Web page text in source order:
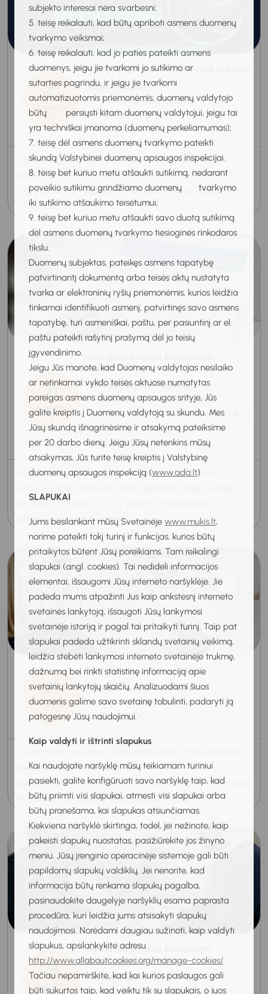
subjekto interesai nėra svarbesni;
5. teisę reikalauti, kad būtų apriboti asmens duomenų
tvarkymo veiksmai;
6. teisę reikalauti, kad jo paties pateikti asmens
duomenys, jeigu jie tvarkomi jo sutikimo ar
sutarties pagrindu, ir jeigu jie tvarkomi
automatizuotomis priemonėmis, duomenų valdytojo
būtų persiųsti kitam duomenų valdytojui, jeigu tai
yra techniškai įmanoma (duomenų perkeliamumas);
7. teisę dėl asmens duomenų tvarkymo pateikti
skundą Valstybinei duomenų apsaugos inspekcijai.
8. teisę bet kuriuo metu atšaukti sutikimą, nedarant
poveikio sutikimu grindžiamo duomenų tvarkymo
iki sutikimo atšaukimo teisėtumui;
9. teisę bet kuriuo metu atšaukti savo duotą sutikimą
dėl asmens duomenų tvarkymo tiesioginės rinkodaros
tikslu.
Duomenų subjektas, pateikęs asmens tapatybę
patvirtinantį dokumentą arba teisės aktų nustatyta
tvarka ar elektroninių ryšių priemonėmis, kurios leidžia
tinkamai identifikuoti asmenį, patvirtinęs savo asmens
tapatybę, turi asmeniškai, paštu, per pasiuntinį ar el.
paštu pateikti rašytinį prašymą dėl jo teisių
įgyvendinimo.
Jeigu Jūs manote, kad Duomenų valdytojas nesilaiko
ar netinkamai vykdo teisės aktuose numatytas
pareigas asmens duomenų apsaugos srityje, Jūs
galite kreiptis į Duomenų valdytoją su skundu. Mes
Jūsų skundą išnagrinėsime ir atsakymą pateiksime
per 20 darbo dienų. Jeigu Jūsų netenkins mūsų
atsakymas, Jūs turite teisę kreiptis į Valstybinę
duomenų apsaugos inspekciją (www.ada.lt)
SLAPUKAI
Jums besilankant mūsų Svetainėje www.mukis.lt,
norime pateikti tokį turinį ir funkcijas, kurios būtų
pritaikytos būtent Jūsų poreikiams. Tam reikalingi
slapukai (angl. cookies). Tai nedideli informacijos
elementai, išsaugomi Jūsų interneto naršyklėje. Jie
padeda mums atpažinti Jus kaip ankstesnį interneto
svetainės lankytoją, išsaugoti Jūsų lankymosi
svetainėje istoriją ir pagal tai pritaikyti turinį. Taip pat
slapukai padeda užtikrinti sklandų svetainių veikimą,
leidžia stebėti lankymosi interneto svetainėje trukmę,
dažnumą bei rinkti statistinę informaciją apie
svetainių lankytojų skaičių. Analizuodami šiuos
duomenis galime savo svetainę tobulinti, padaryti ją
patogesnę Jūsų naudojimui.
Kaip valdyti ir ištrinti slapukus
Kai naudojate naršyklę mūsų teikiamam turiniui
pasiekti, galite konfigūruoti savo naršyklę taip, kad
būtų priimti visi slapukai, atmesti visi slapukai arba
būtų pranešama, kai slapukas atsiunčiamas.
Kiekviena naršyklė skirtinga, todėl, jei nežinote, kaip
pakeisti slapukų nuostatas, pasižiūrėkite jos žinyno
meniu. Jūsų įrenginio operacinėje sistemoje gali būti
papildomų slapukų valdiklių. Jei nenorite, kad
informacija būtų renkama slapukų pagalba,
pasinaudokite daugelyje naršyklių esama paprasta
procedūra, kuri leidžia jums atsisakyti slapukų
naudojimosi. Norėdami daugiau sužinoti, kaip valdyti
slapukus, apsilankykite adresu
http://www.allaboutcookies.org/manage-cookies/.
Tačiau nepamirškite, kad kai kurios paslaugos gali
būti sukurtos taip, kad veiktų tik su slapukais, o juos
20
2026
Atvirų durų diena Interaktyvioje erdvėje!
Karjeros renginiai
Vilnius, Karjeros centras, L.
Asanavičiūtės g. 23.
13:00-16:00
Vilniaus regiono karjeros centras kviečia visus norinčius
apsilankyti Interaktyvioje Karjeros centro erdvėje. Kada?
rugpjūčio 20 d., rugpjūčio 27 d. (pasirinktinai) Laikas: 13.00–
16.00 val...
21
Rugpjūtis
2026
Klaipėdoje
Individuali karjeros konsultacija
Klaipėda, Regioninis karjeros
centras "KARJERAS", Naikupės g. 27A, 14
kab.
11:00-12:00
Dalyvaukite konsultacijoje ir sužinosite efektyvaus CV
pritaikyti CV? Kokia yra CV paskirtis? Pagrindinės CV
dalys. Savęs pristatymo ga...
21
Rugpjūtis
Pasiruošimas darbo pokalbiui
Individuali karjeros konsultacija
Nuotolinė konsultacija
13:00-14:00
kai kuriuos klausimus? Dalyvaukite
konsultacijoje PASIRUOŠIMAS DARBO POKALBIUI. Sužinosite
kaip sukurti gerą įspūdį: Kaip analizuoti d...
24
Rugpjūtis
Individuali karjeros konsultanto
konsultacija Klaipėdoje
Individuali karjeros konsultacija
Nuotolinė konsultacija